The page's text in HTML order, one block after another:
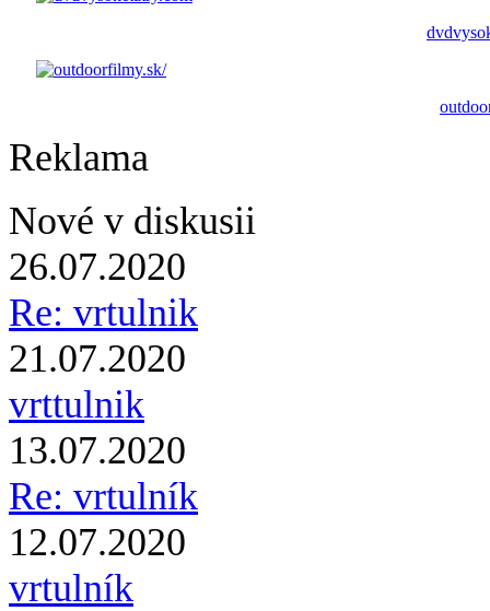
Reklama
Nové v diskusii
26.07.2020
Re: vrtulnik
21.07.2020
vrttulnik
13.07.2020
Re: vrtulník
12.07.2020
vrtulník